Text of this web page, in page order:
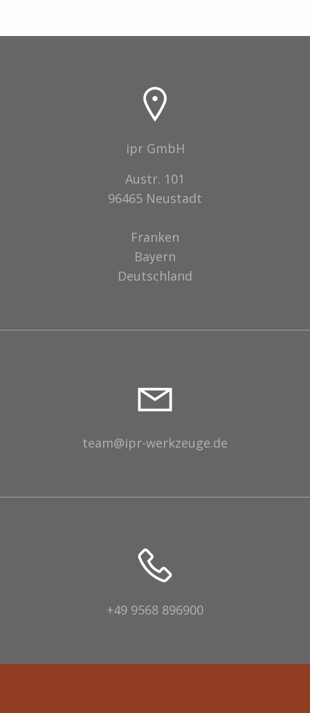
ipr GmbH
Austr. 101
96465 Neustadt
Franken
Bayern
Deutschland
team@ipr-werkzeuge.de
+49 9568 896900